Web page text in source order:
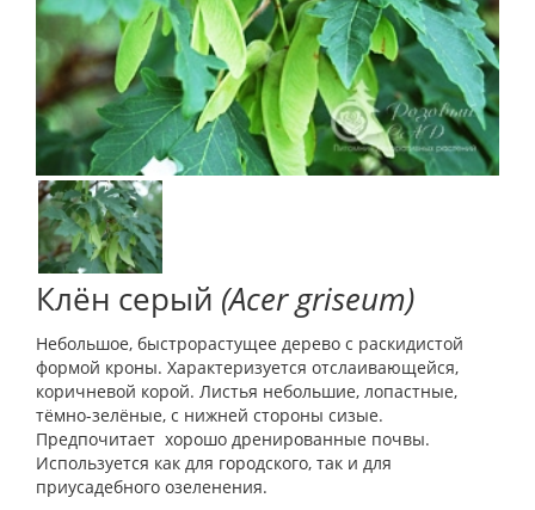
Клён серый (Аcer griseum)
Небольшое, быстрорастущее дерево с раскидистой
формой кроны. Характеризуется отслаивающейся,
коричневой корой. Листья небольшие, лопастные,
тёмно-зелёные, с нижней стороны сизые.
Предпочитает хорошо дренированные почвы.
Используется как для городского, так и для
приусадебного озеленения.